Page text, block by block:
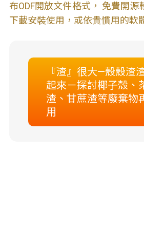
布ODF開放文件格式， 免費開源
下載安裝使用，或依貴慣用的軟
『渣』很大—殼殼渣
起來－探討椰子殼、
渣、甘蔗渣等廢棄物
用